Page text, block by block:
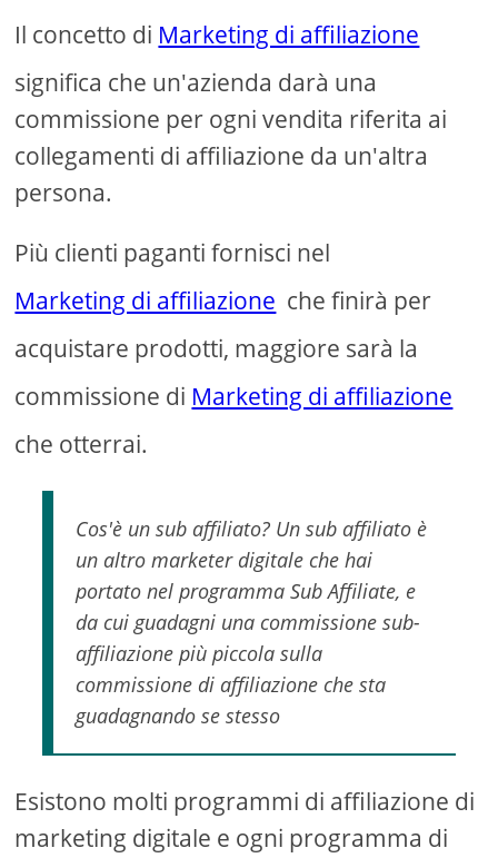
Il concetto di Marketing di affiliazione
significa che un'azienda darà una
commissione per ogni vendita riferita ai
collegamenti di affiliazione da un'altra
persona.
Più clienti paganti fornisci nel
Marketing di affiliazione che finirà per
acquistare prodotti, maggiore sarà la
commissione di Marketing di affiliazione
che otterrai.
Cos'è un sub affiliato? Un sub affiliato è
un altro marketer digitale che hai
portato nel programma Sub Affiliate, e
da cui guadagni una commissione sub-
affiliazione più piccola sulla
commissione di affiliazione che sta
guadagnando se stesso
Esistono molti programmi di affiliazione di
marketing digitale e ogni programma di